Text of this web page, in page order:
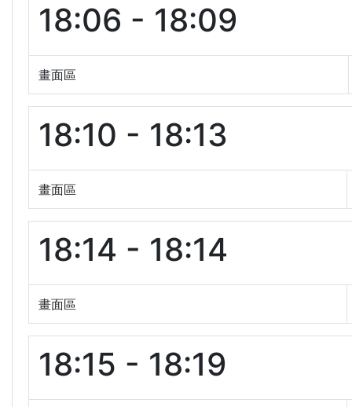
18:06 - 18:09
畫面區
18:10 - 18:13
畫面區
18:14 - 18:14
畫面區
18:15 - 18:19